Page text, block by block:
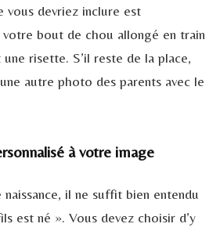
vous devriez inclure est
bout de chou allongé en train
risette. S’il reste de la place,
autre photo des parents avec le
à votre image
il ne suffit bien entendu
est né ». Vous devez choisir d’y